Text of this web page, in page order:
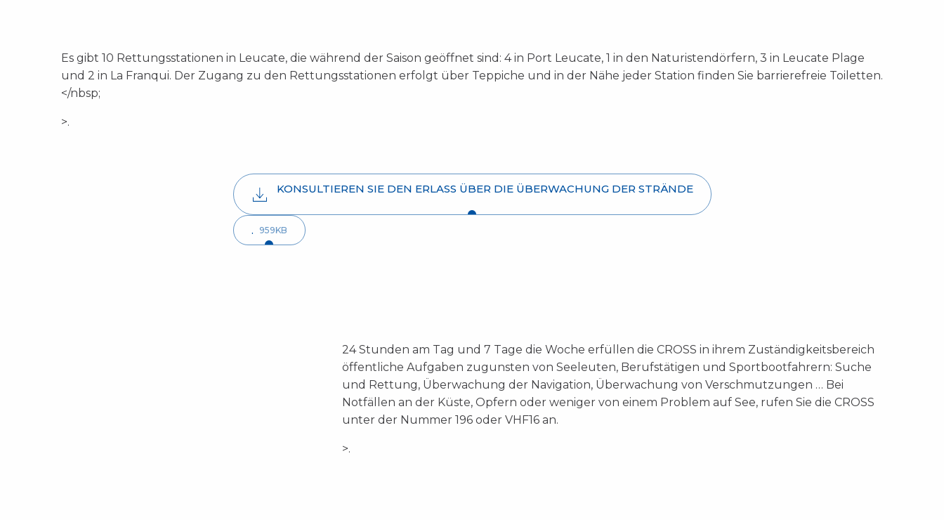
Es gibt 10 Rettungsstationen in Leucate, die während der Saison geöffnet sind: 4 in Port Leucate, 1 in den Naturistendörfern, 3 in Leucate Plage
und 2 in La Franqui. Der Zugang zu den Rettungsstationen erfolgt über Teppiche und in der Nähe jeder Station finden Sie barrierefreie Toiletten.
</nbsp;
>.
KONSULTIEREN SIE DEN ERLASS ÜBER DIE ÜBERWACHUNG DER STRÄNDE
. 959KB
24 Stunden am Tag und 7 Tage die Woche erfüllen die CROSS in ihrem Zuständigkeitsbereich
öffentliche Aufgaben zugunsten von Seeleuten, Berufstätigen und Sportbootfahrern: Suche
und Rettung, Überwachung der Navigation, Überwachung von Verschmutzungen … Bei
Notfällen an der Küste, Opfern oder weniger von einem Problem auf See, rufen Sie die CROSS
unter der Nummer 196 oder VHF16 an.
>.